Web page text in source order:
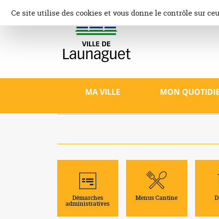
contenu
Site
MA VILLE MON
Démarches
administratives
Menus Cantine
Ce site utilise des cookies et vous donne le contrôle sur